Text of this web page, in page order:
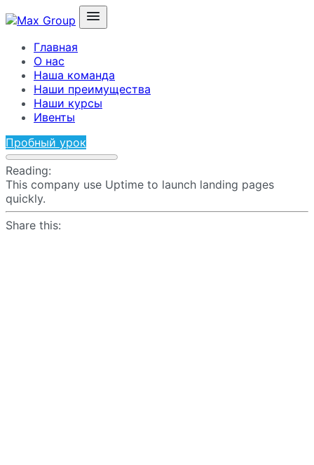
Главная
О нас
Наша команда
Наши преимущества
Наши курсы
Ивенты
Пробный урок
Reading:
This company use Uptime to launch landing pages
quickly.
Share this: